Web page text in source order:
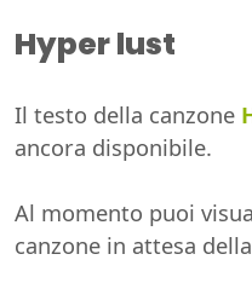
Hyper lust
Il testo della canzone
ancora disponibile.
Al momento puoi
canzone in attesa